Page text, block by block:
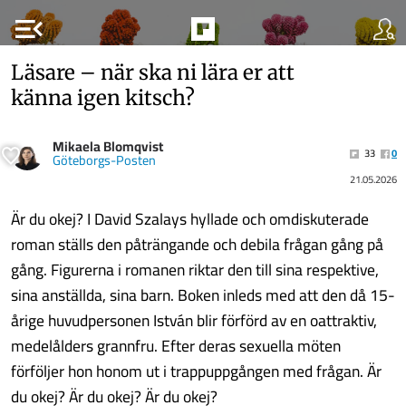
menu_open
Läsare – när ska ni lära er att
känna igen kitsch?
Mikaela Blomqvist
Göteborgs-Posten 33
0
21.05.2026
Är du okej? I David Szalays hyllade och omdiskuterade
roman ställs den påträngande och debila frågan gång på
gång. Figurerna i romanen riktar den till sina respektive,
sina anställda, sina barn. Boken inleds med att den då 15-
årige huvudpersonen István blir förförd av en oattraktiv,
medelålders grannfru. Efter deras sexuella möten
förföljer hon honom ut i trappuppgången med frågan. Är
du okej? Är du okej? Är du okej?